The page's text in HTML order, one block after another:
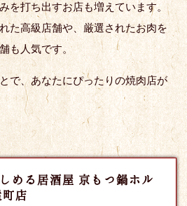
を打ち出すお店も増えています。
た高級店舗や、厳選されたお肉を
も人気です。
で、あなたにぴったりの焼肉店が
める居酒屋 京もつ鍋ホル
店